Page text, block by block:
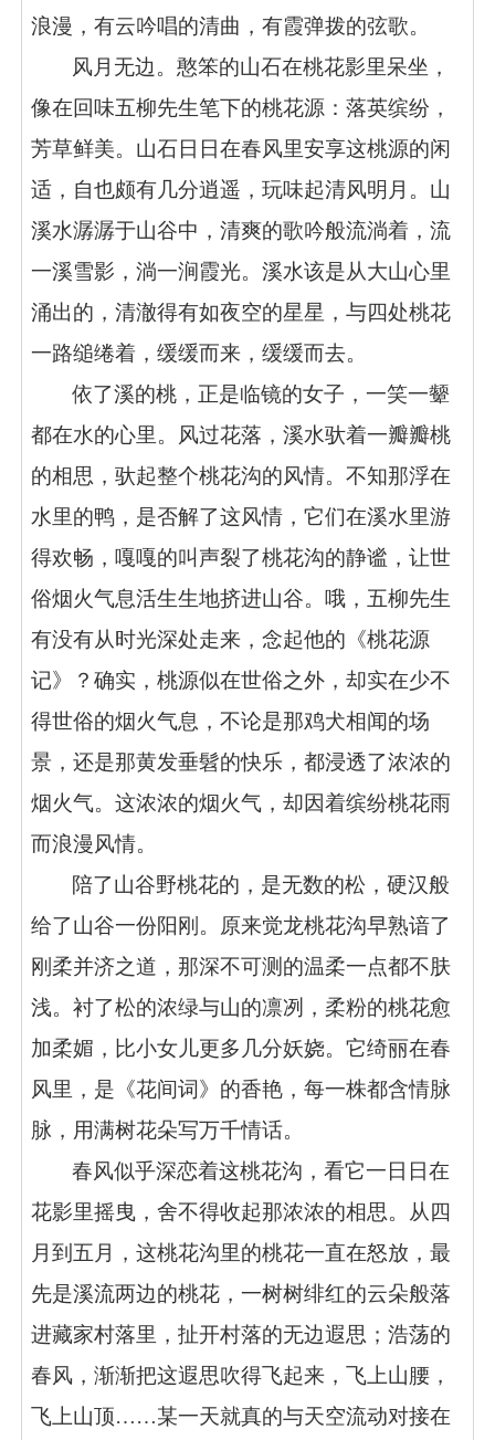
浪漫，有云吟唱的清曲，有霞弹拨的弦歌。
风月无边。憨笨的山石在桃花影里呆坐，
像在回味五柳先生笔下的桃花源：落英缤纷，
芳草鲜美。山石日日在春风里安享这桃源的闲
适，自也颇有几分逍遥，玩味起清风明月。山
溪水潺潺于山谷中，清爽的歌吟般流淌着，流
一溪雪影，淌一涧霞光。溪水该是从大山心里
涌出的，清澈得有如夜空的星星，与四处桃花
一路缒绻着，缓缓而来，缓缓而去。
依了溪的桃，正是临镜的女子，一笑一颦
都在水的心里。风过花落，溪水驮着一瓣瓣桃
的相思，驮起整个桃花沟的风情。不知那浮在
水里的鸭，是否解了这风情，它们在溪水里游
得欢畅，嘎嘎的叫声裂了桃花沟的静谧，让世
俗烟火气息活生生地挤进山谷。哦，五柳先生
有没有从时光深处走来，念起他的《桃花源
记》？确实，桃源似在世俗之外，却实在少不
得世俗的烟火气息，不论是那鸡犬相闻的场
景，还是那黄发垂髫的快乐，都浸透了浓浓的
烟火气。这浓浓的烟火气，却因着缤纷桃花雨
而浪漫风情。
陪了山谷野桃花的，是无数的松，硬汉般
给了山谷一份阳刚。原来觉龙桃花沟早熟谙了
刚柔并济之道，那深不可测的温柔一点都不肤
浅。衬了松的浓绿与山的凛冽，柔粉的桃花愈
加柔媚，比小女儿更多几分妖娆。它绮丽在春
风里，是《花间词》的香艳，每一株都含情脉
脉，用满树花朵写万千情话。
春风似乎深恋着这桃花沟，看它一日日在
花影里摇曳，舍不得收起那浓浓的相思。从四
月到五月，这桃花沟里的桃花一直在怒放，最
先是溪流两边的桃花，一树树绯红的云朵般落
进藏家村落里，扯开村落的无边遐思；浩荡的
春风，渐渐把这遐思吹得飞起来，飞上山腰，
飞上山顶……某一天就真的与天空流动对接在